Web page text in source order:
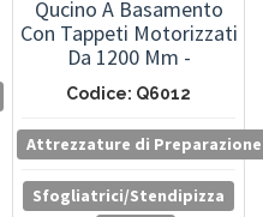
Qucino A Basamento
Con Tappeti Motorizzati
Da 1200 Mm -
Larghezza Rulli 600 Mm
Con Variatore Di
Velocità
Codice: Q6012
Attrezzature di Preparazione
Sfogliatrici/Stendipizza